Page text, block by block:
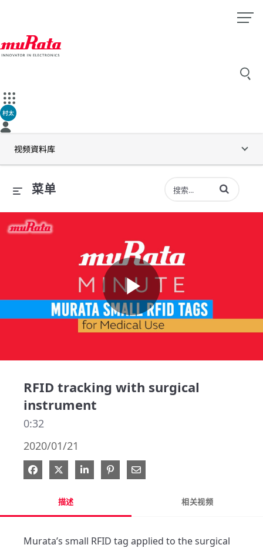
村太
视频資料库
菜单 输入术语以搜索
Play
RFID tracking with surgical
instrument
0:32
2020/01/21
在 Facebook 分享
在 X 分享在 LinkedIn 分享
钉选到 Pinterest
通过电子邮件分享
描述 相关视频
Murata’s small RFID tag applied to the surgical